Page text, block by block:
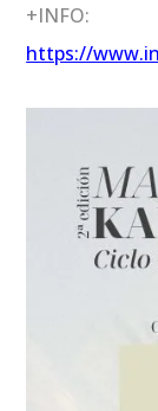
+INFO:
https://